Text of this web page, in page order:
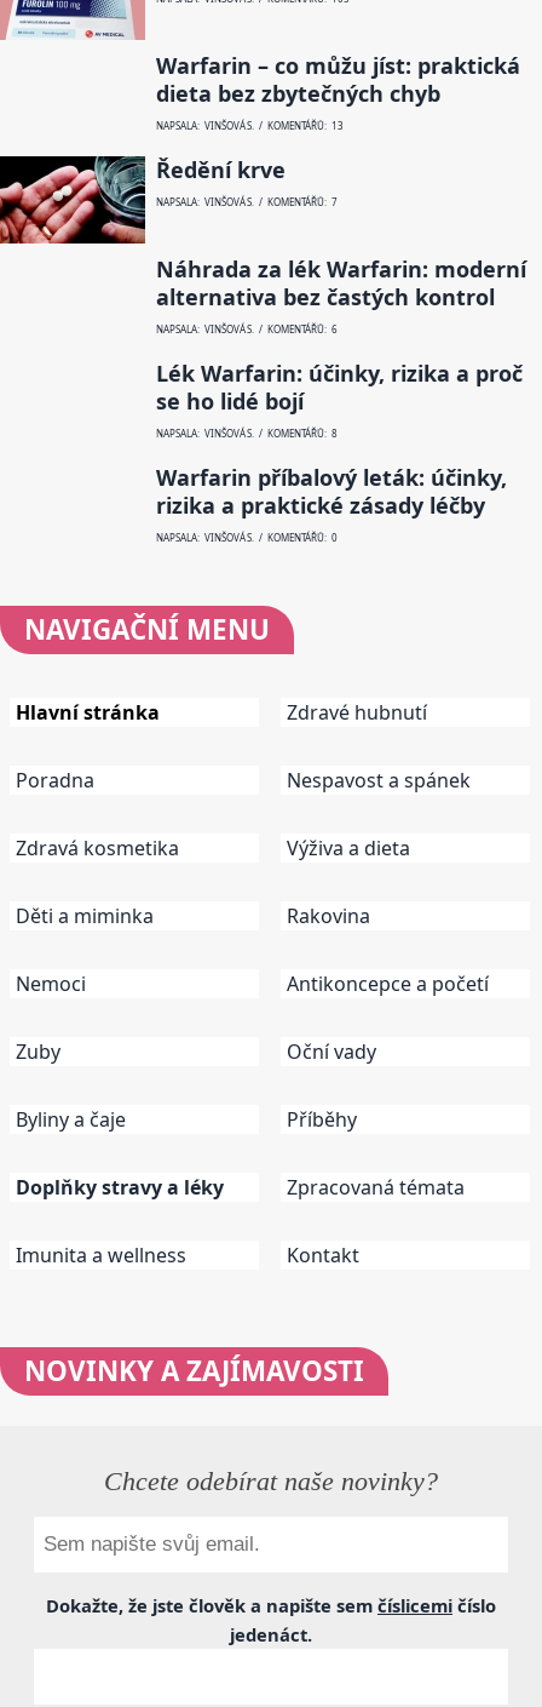
Warfarin – co můžu jíst: praktická
dieta bez zbytečných chyb
NAPSALA: VINŠOVÁ S. / KOMENTÁŘŮ: 13
Ředění krve
NAPSALA: VINŠOVÁ S. / KOMENTÁŘŮ: 7
Náhrada za lék Warfarin: moderní
alternativa bez častých kontrol
NAPSALA: VINŠOVÁ S. / KOMENTÁŘŮ: 6
Lék Warfarin: účinky, rizika a proč
se ho lidé bojí
NAPSALA: VINŠOVÁ S. / KOMENTÁŘŮ: 8
Warfarin příbalový leták: účinky,
rizika a praktické zásady léčby
NAPSALA: VINŠOVÁ S. / KOMENTÁŘŮ: 0
NAVIGAČNÍ MENU
Hlavní stránka
Poradna
Zdravá kosmetika
Děti a miminka
Nemoci
Zuby
Byliny a čaje
Doplňky stravy a léky
Imunita a wellness
Zdravé hubnutí
Nespavost a spánek
Výživa a dieta
Rakovina
Antikoncepce a početí
Oční vady
Příběhy
Zpracovaná témata
Kontakt
NOVINKYA ZAJÍMAVOSTI
Chcete odebírat naše novinky?
Dokažte, že jste člověk a napište sem číslicemi číslo
jedenáct.